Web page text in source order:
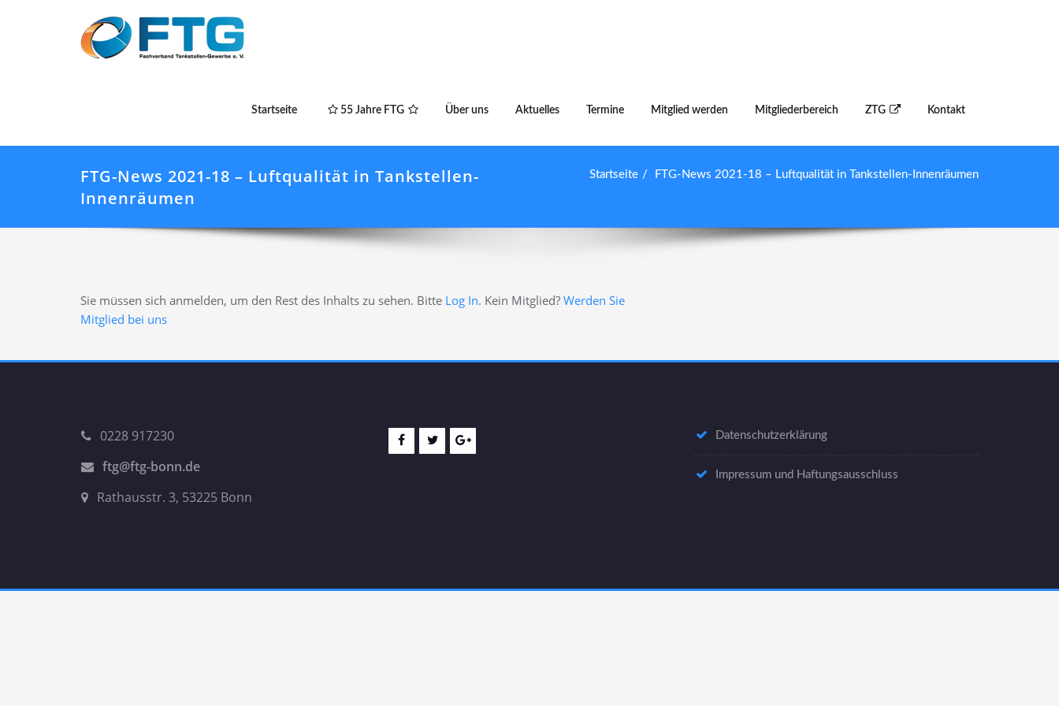
Startseite 55 Jahre FTG Über uns Aktuelles Termine Mitglied werden Mitgliederbereich ZTG Kontakt
FTG-News 2021-18 – Luftqualität in Tankstellen-
Innenräumen
Startseite FTG-News 2021-18 – Luftqualität in Tankstellen-Innenräumen
Sie müssen sich anmelden, um den Rest des Inhalts zu sehen. Bitte Log In. Kein Mitglied? Werden Sie
Mitglied bei uns
0228 917230
ftg@ftg-bonn.de
Rathausstr. 3, 53225 Bonn
Datenschutzerklärung
Impressum und Haftungsausschluss